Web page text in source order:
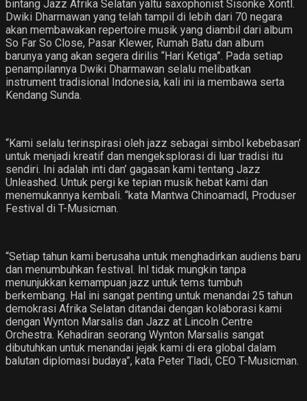
bintang Jazz Afrika Selatan yaltu saxophonist Sisonke Xontl.
Dwiki Dharmawan yang telah tampil di lebih dari 70 negara
akan membawakan repertoire musik yang diambil dari album
So Far So Close, Pasar Klewer, Rumah Batu dan album
barunya yang akan segera dirilis “Hari Ketiga”. Pada setiap
penampilannya Dwiki Dharmawan selalu melibatkan
instrument tradisional Indonesia, kali ini ia membawa serta
Kendang Sunda.
“Kami selalu terinspirasi oleh jazz sebagai simbol kebebasan’
untuk menjadi kreatif dan mengeksplorasi di luar tradisi itu
sendiri. Ini adalah inti dan’ gagasan kami tentang Jazz
Unleashed. Untuk pergi ke tepian musik hebat kami dan
menemukannya kembali. “kata Mantwa Chinoamadl, Produser
Festival di T-Musicman.
“Setiap tahun kami berusaha untuk menghadirkan audiens baru
dan menumbuhkan festival. lnl tidak mungkin tanpa
menunjukkan kemampuan jazz untuk tems tumbuh
berkembang. Hal ini sangat penting untuk menandai 25 tahun
demokrasi Afrika Selatan ditandai dengan kolaborasi kami
dengan Wynton Marsalis dan Jazz at Lincoln Centre
Orchestra. Kehadiran seorang Wynton Marsalis sangat
dibutuhkan untuk menandai jejak kami di era global dalam
balutan diplomasi budaya”, kata Peter Tladi, CEO T-Musicman.